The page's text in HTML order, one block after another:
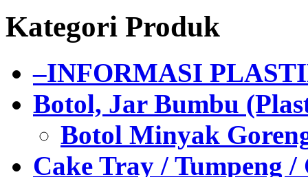
Kategori Produk
–INFORMASI
Botol, Jar Bumbu
Botol Minyak
Cake Tray / Tumpeng /